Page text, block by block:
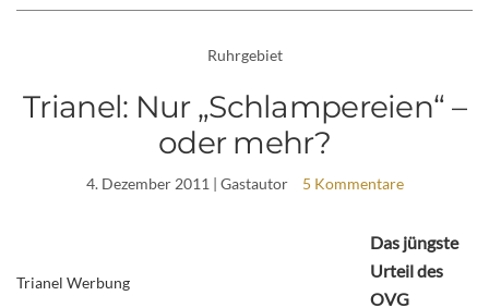
Ruhrgebiet
Trianel: Nur „Schlampereien“ –
oder mehr?
4. Dezember 2011 | Gastautor 5 Kommentare
Trianel Werbung
Das jüngste
Urteil des
OVG